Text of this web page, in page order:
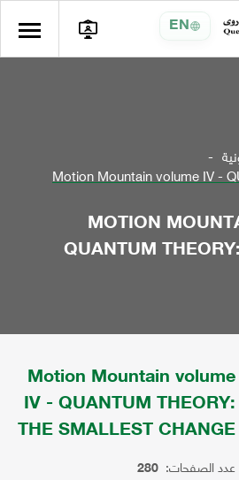
EN
Motion Mountain volume IV -
MOTION
QUANTUM
Motion Mountain volume
IV - QUANTUM THEORY:
THE SMALLEST CHANGE
عدد الصفحات: 280